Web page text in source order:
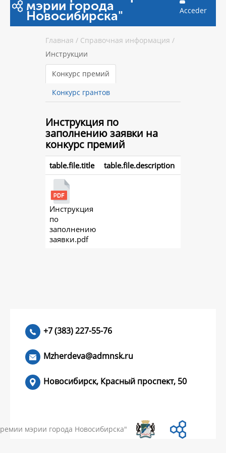
мэрии города
Новосибирска" Acceder
Главная / Справочная информация /
Инструкции
Конкурс премий
Конкурс грантов
Инструкция по
заполнению заявки на
конкурс премий
table.file.title table.file.description
Инструкция
по
заполнению
заявки.pdf
+7 (383) 227-55-76
Mzherdeva@admnsk.ru
Новосибирск, Красный проспект, 50
мэрии города Новосибирска"